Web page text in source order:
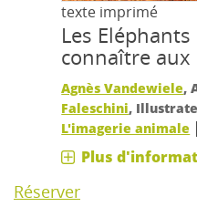
texte imprimé
Les
connaître aux
Agnès Vandewiele,
Faleschini,
L'imagerie animale
Plus
Réserver